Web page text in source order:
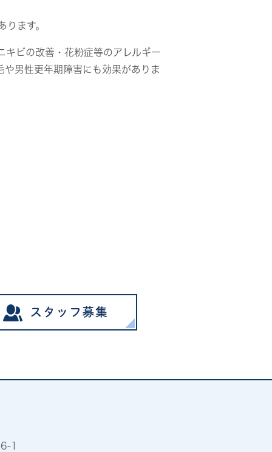
ます。
キビの改善・花粉症等のアレルギー
男性更年期障害にも効果がありま
1